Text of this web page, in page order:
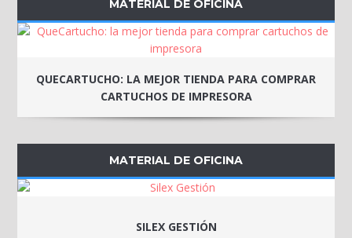
MATERIAL DE OFICINA
QUECARTUCHO: LA MEJOR TIENDA PARA COMPRAR
CARTUCHOS DE IMPRESORA
MATERIAL DE OFICINA
SILEX GESTIÓN